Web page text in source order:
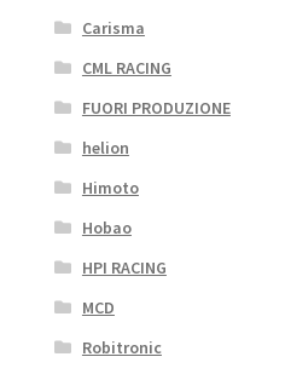
Carisma
CML RACING
FUORI PRODUZIONE
helion
Himoto
Hobao
HPI RACING
MCD
Robitronic